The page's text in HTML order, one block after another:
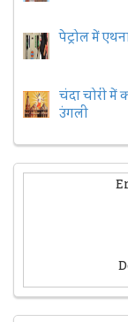
पेट्रोल में
चंदा चोरी में
उंगली